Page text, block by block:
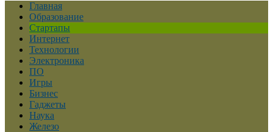
Главная
Образование
Стартапы
Интернет
Технологии
Электроника
ПО
Игры
Бизнес
Гаджеты
Наука
Железо